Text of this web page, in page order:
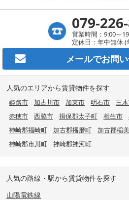
079-
営業時間：9:00～
定休日：年中無休
メールでお問
人気のエリアから賃貸物件を探す
姫路市 加古川市 加東市 明石市 三
赤穂市
西脇市 揖保郡太子町 相生市
神崎郡福崎町
加古郡播磨町 加古郡稲
神崎郡市川町
神崎郡神河町
人気の路線・駅から賃貸物件を探す
山陽電鉄線